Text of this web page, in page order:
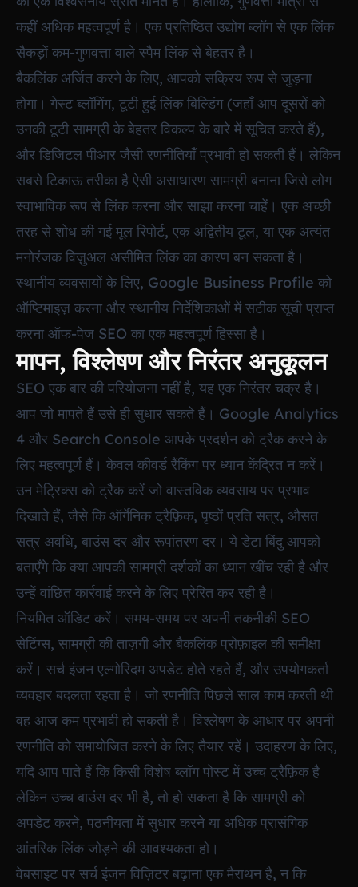
कहीं अधिक महत्वपूर्ण है। एक प्रतिष्ठित उद्योग ब्लॉग से एक लिंक
सैकड़ों कम-गुणवत्ता वाले स्पैम लिंक से बेहतर है।
बैकलिंक अर्जित करने के लिए, आपको सक्रिय रूप से जुड़ना
होगा। गेस्ट ब्लॉगिंग, टूटी हुई लिंक बिल्डिंग (जहाँ आप दूसरों को
उनकी टूटी सामग्री के बेहतर विकल्प के बारे में सूचित करते हैं),
और डिजिटल पीआर जैसी रणनीतियाँ प्रभावी हो सकती हैं। लेकिन
सबसे टिकाऊ तरीका है ऐसी असाधारण सामग्री बनाना जिसे लोग
स्वाभाविक रूप से लिंक करना और साझा करना चाहें। एक अच्छी
तरह से शोध की गई मूल रिपोर्ट, एक अद्वितीय टूल, या एक अत्यंत
मनोरंजक विज़ुअल असीमित लिंक का कारण बन सकता है।
स्थानीय व्यवसायों के लिए, Google Business Profile को
ऑप्टिमाइज़ करना और स्थानीय निर्देशिकाओं में सटीक सूची प्राप्त
करना ऑफ-पेज SEO का एक महत्वपूर्ण हिस्सा है।
मापन, विश्लेषण और निरंतर अनुकूलन
SEO एक बार की परियोजना नहीं है, यह एक निरंतर चक्र है।
आप जो मापते हैं उसे ही सुधार सकते हैं। Google Analytics
4 और Search Console आपके प्रदर्शन को ट्रैक करने के
लिए महत्वपूर्ण हैं। केवल कीवर्ड रैंकिंग पर ध्यान केंद्रित न करें।
उन मेट्रिक्स को ट्रैक करें जो वास्तविक व्यवसाय पर प्रभाव
दिखाते हैं, जैसे कि ऑर्गेनिक ट्रैफ़िक, पृष्ठों प्रति सत्र, औसत
सत्र अवधि, बाउंस दर और रूपांतरण दर। ये डेटा बिंदु आपको
बताएँगे कि क्या आपकी सामग्री दर्शकों का ध्यान खींच रही है और
उन्हें वांछित कार्रवाई करने के लिए प्रेरित कर रही है।
नियमित ऑडिट करें। समय-समय पर अपनी तकनीकी SEO
सेटिंग्स, सामग्री की ताज़गी और बैकलिंक प्रोफ़ाइल की समीक्षा
करें। सर्च इंजन एल्गोरिदम अपडेट होते रहते हैं, और उपयोगकर्ता
व्यवहार बदलता रहता है। जो रणनीति पिछले साल काम करती थी
वह आज कम प्रभावी हो सकती है। विश्लेषण के आधार पर अपनी
रणनीति को समायोजित करने के लिए तैयार रहें। उदाहरण के लिए,
यदि आप पाते हैं कि किसी विशेष ब्लॉग पोस्ट में उच्च ट्रैफ़िक है
लेकिन उच्च बाउंस दर भी है, तो हो सकता है कि सामग्री को
अपडेट करने, पठनीयता में सुधार करने या अधिक प्रासंगिक
आंतरिक लिंक जोड़ने की आवश्यकता हो।
वेबसाइट पर सर्च इंजन विज़िटर बढ़ाना एक मैराथन है, न कि